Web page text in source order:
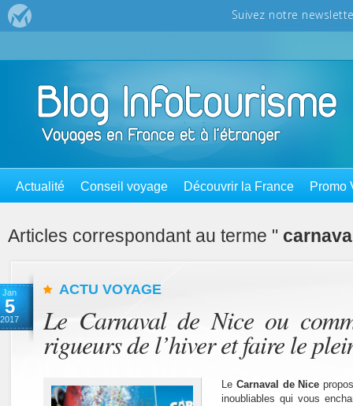
Actualité Conseil voyage Découvrir la France Promo
Articles correspondant au terme "
Jan
5
2017
ACTU VOYAGE
Le Carnaval de Nice ou
rigueurs de l’hiver et faire le
Le Carnaval de Nice
inoubliables qui vous